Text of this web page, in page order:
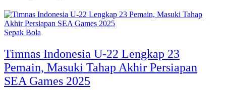
Sepak Bola
Timnas Indonesia U-22 Lengkap 23
Pemain, Masuki Tahap Akhir Persiapan
SEA Games 2025